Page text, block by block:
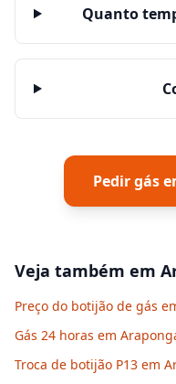
Quanto
Pedir gás
Veja também em
Preço do botijão de gás
Gás 24 horas em
Troca de botijão P13 em